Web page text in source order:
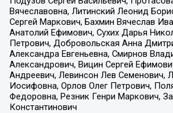
Вячеславовна, Литинский Леонид
Сергей Маркович, Бахмин Вячеслав
Анатолий Ефимович, Сухих Дарья
Петрович, Добровольская Анна
Александра Евгеньевна, Смирнов
Александрович, Вицин Сергей
Андреевич, Левинсон Лев Семенович,
Иосифовна, Орлов Олег Петрович,
Федоровна, Резник Генри Маркович,
Константинович